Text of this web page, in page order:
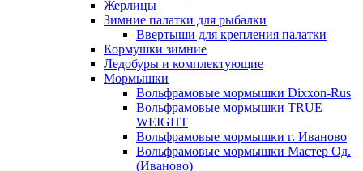
Жерлицы
Зимние палатки для рыбалки
Ввертыши для крепления палатки
Кормушки зимние
Ледобуры и комплектующие
Мормышки
Вольфрамовые мормышки Dixxon-Rus
Вольфрамовые мормышки TRUE
WEIGHT
Вольфрамовые мормышки г. Иваново
Вольфрамовые мормышки Мастер Од.
(Иваново)